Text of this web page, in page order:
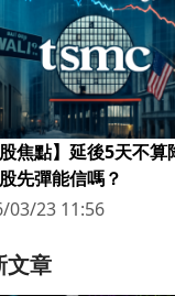
股焦點】延後5天不算
先彈能信嗎？
03/23 11:56
文章